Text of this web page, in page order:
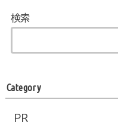
検索
Category
PR